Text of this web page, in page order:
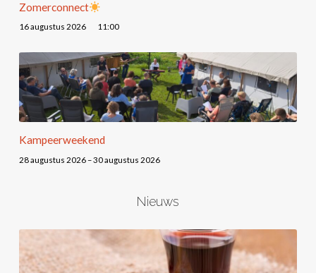
Zomerconnect
16 augustus 2026 11:00
Kampeerweekend
28 augustus 2026 – 30 augustus 2026
Nieuws